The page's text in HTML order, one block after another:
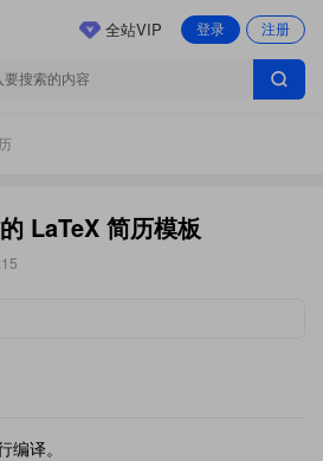
登录 注册
全站VIP
LaTeX 简历模板
译。